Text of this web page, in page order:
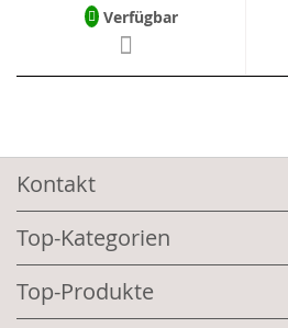
Verfügbar
Kontakt
Top-Kategorien
Top-Produkte